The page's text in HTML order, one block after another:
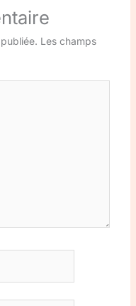
Les champs